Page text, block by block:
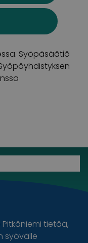
heidän
jotta
syöpään.
Syöpäsäätiö
tietää,
syövälle